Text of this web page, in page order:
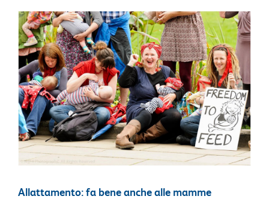
Allattamento: fa bene anche alle mamme